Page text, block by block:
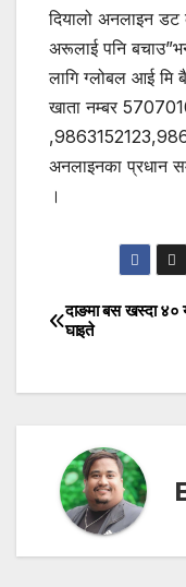
दियालो अनलाइन डट
अरूलाई पनि
लागि ग्लोबल आई मि
खाता नम्बर
अनलाइनका प्रधान
।
Post
दाङमा बस खस्दा ४०
घाइते